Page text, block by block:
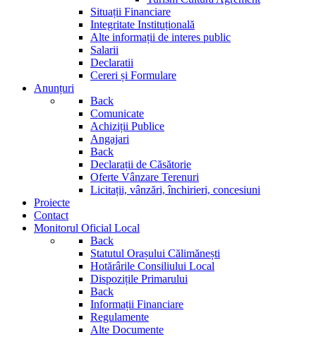
Situații Financiare
Integritate Instituțională
Alte informații de interes public
Salarii
Declaratii
Cereri și Formulare
Anunțuri
Back
Comunicate
Achiziții Publice
Angajari
Back
Declarații de Căsătorie
Oferte Vânzare Terenuri
Licitații, vânzări, închirieri, concesiuni
Proiecte
Contact
Monitorul Oficial Local
Back
Statutul Orașului Călimănești
Hotărârile Consiliului Local
Dispozițile Primarului
Back
Informații Financiare
Regulamente
Alte Documente